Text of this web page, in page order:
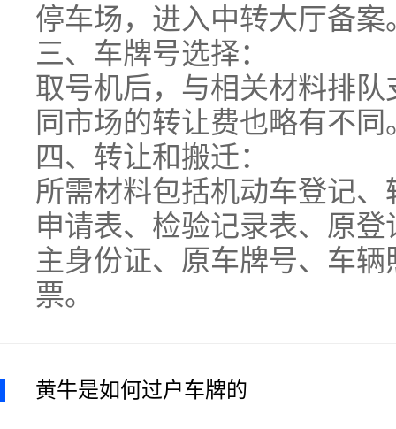
停车场，进入中转大厅备案
三、车牌号选择：
取号机后，与相关材料排
同市场的转让费也略有不同
四、转让和搬迁：
所需材料包括机动车登记
申请表、检验记录表、原
主身份证、原车牌号、车
票。
黄牛是如何过户车牌的